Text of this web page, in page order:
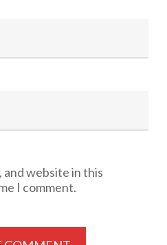
and website in this
I comment.